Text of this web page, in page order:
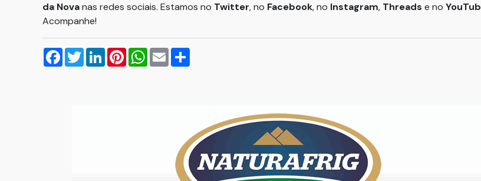
da Novanas redes sociais. Estamos no Twitter, no Facebook, no Instagram, Threads e no
Acompanhe!
Facebook
TwitterLinkedInPinterestWhatsApp
Email